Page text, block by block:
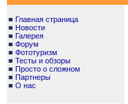
■ Главная страница
■ Новости
■ Галерея
■ Форум
■ Фототуризм
■ Тесты и обзоры
■ Просто о сложном
■ Партнеры
■ О нас